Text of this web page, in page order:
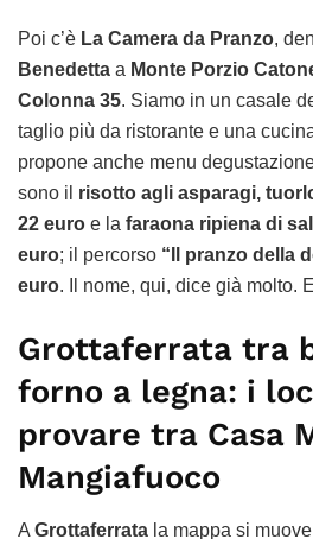
Poi c’è La Camera da Pranzo,
Benedetta a Monte Porzio
Colonna 35. Siamo in un casale
taglio più da ristorante e una
propone anche menu
sono il risotto agli asparagi,
22 euro e la faraona ripiena di
euro; il percorso “Il pranzo della
euro. Il nome, qui, dice già molto.
Grottaferrata tra
forno a legna: i
provare tra Casa
Mangiafuoco
A Grottaferrata la mappa si